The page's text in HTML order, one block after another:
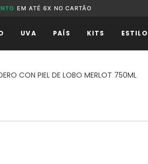
EM ATÉ 6X NO CARTÃO
UVA PAÍS KITS ESTILO
CON PIEL DE LOBO MERLOT 750ML